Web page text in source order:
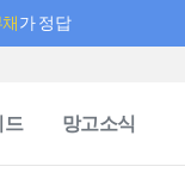
가 정답
드 망고소식